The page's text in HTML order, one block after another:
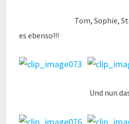
Tom, Sophie, Stella
es ebenso!!!
Und nun das